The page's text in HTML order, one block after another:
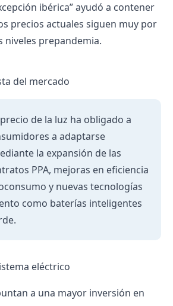
ibérica” ayudó a contener
precios actuales siguen muy por
niveles prepandemia.
del mercado
de la luz ha obligado a
a adaptarse
la expansión de las
PPA, mejoras en eficiencia
y nuevas tecnologías
como baterías inteligentes
eléctrico
a una mayor inversión en